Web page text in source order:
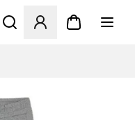
Åbner en Modal til at